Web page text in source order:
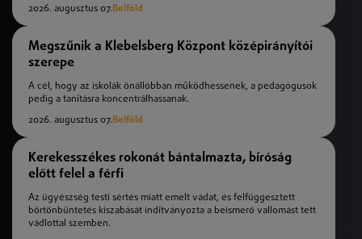
2026. augusztus 07.Belföld
Megszűnik a Klebelsberg Központ középirányítói
szerepe
A cél, hogy az iskolák önállóbban működhessenek, a pedagógusok
pedig a tanításra koncentrálhassanak.
2026. augusztus 07.Belföld
Kerekesszékes rokonát bántalmazta, bíróság
előtt felel a férfi
Az ügyészség testi sértés miatt emelt vádat, és felfüggesztett
börtönbüntetés kiszabását indítványozta a beismerő vallomást tett
vádlottal szemben.